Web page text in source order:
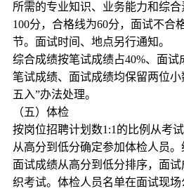
所需的专业知识、业务能力和综
100分，合格线为60分，面试不合
节。面试时间、地点另行通知。
综合成绩按笔试成绩占40%、面试
笔试成绩、面试成绩均保留两位
五入”办法处理。
（五）体检
按岗位招聘计划数1:1的比例从考
从高分到低分确定参加体检人员
面试成绩从高分到低分排序，面
织考试。体检人员名单在面试现场